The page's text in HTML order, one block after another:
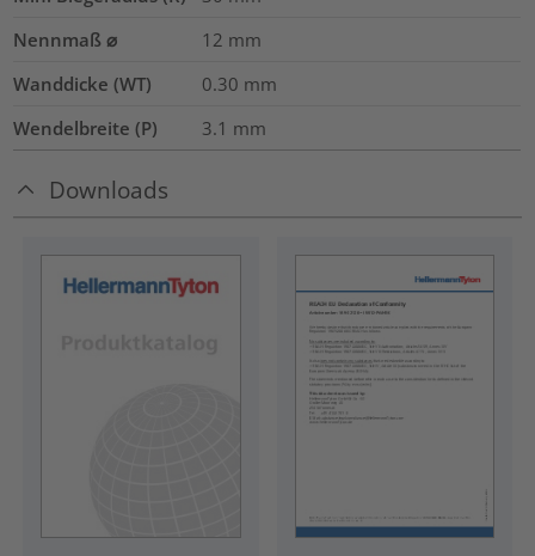
Nennmaß ⌀
12 mm
Wanddicke (WT)
0.30 mm
Wendelbreite (P)
3.1 mm
Downloads